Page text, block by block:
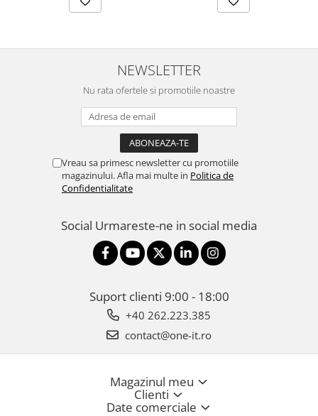
NEWSLETTER
Nu rata ofertele si promotiile noastre
Vreau sa primesc newsletter cu promotiile
magazinului. Afla mai multe in Politica de
Confidentialitate
Social Urmareste-ne in social media
Suport clienti 9:00 - 18:00
+40 262.223.385
contact@one-it.ro
Magazinul meu
Clienti
Date comerciale